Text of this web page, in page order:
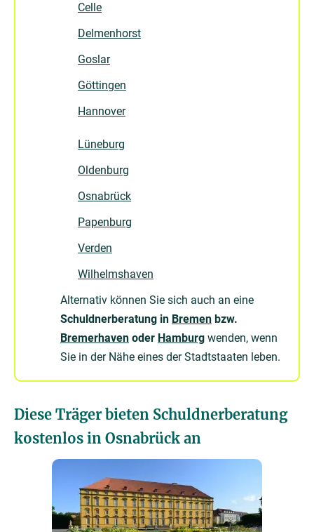
Celle
Delmenhorst
Goslar
Göttingen
Hannover
Lüneburg
Oldenburg
Osnabrück
Papenburg
Verden
Wilhelmshaven
Alternativ können Sie sich auch an eine
Schuldnerberatung in Bremen bzw.
Bremerhaven oder Hamburg wenden, wenn
Sie in der Nähe eines der Stadtstaaten leben.
Diese Träger bieten Schuldnerberatung
kostenlos in Osnabrück an